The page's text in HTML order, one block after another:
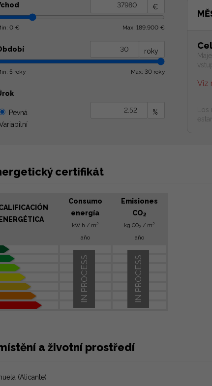
€
0 € Max: 189.900 €
roky
5 roky Max: 30 roky
Pevná
%
Viz
certifikát
ENERGÉTICA
Consumo
energía
kW h / m2
año
Emisiones
CO2
kg CO2 / m2
año
IN PROCESS
IN PROCESS
a životní prostředí
(Alicante)